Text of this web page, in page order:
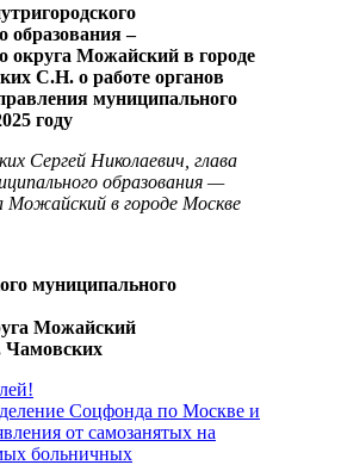
образования –
округа Можайский в городе
С.Н. о работе органов
муниципального
году
Сергей Николаевич, глава
образования —
Можайский в городе Москве
муниципального
Можайский
Чамовских
Соцфонда по Москве и
от самозанятых на
больничных